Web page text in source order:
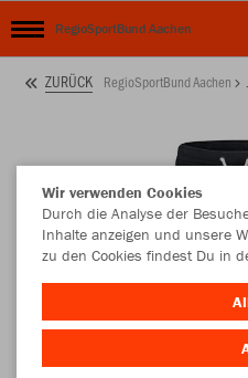
RegioSportBund Aachen
ZURÜCK RegioSportBund Aachen
Wir verwenden Cookies
Durch die Analyse der
Inhalte anzeigen und unsere
zu den Cookies findest Du in